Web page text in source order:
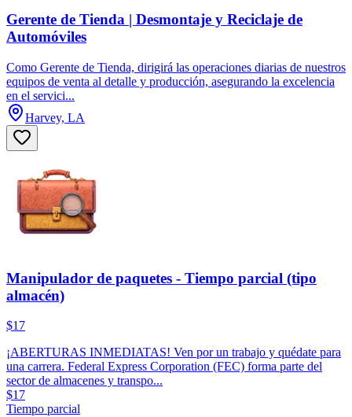
Gerente de Tienda | Desmontaje y Reciclaje de
Automóviles
Como Gerente de Tienda, dirigirá las operaciones diarias de nuestros
equipos de venta al detalle y producción, asegurando la excelencia
en el servici...
Harvey, LA
Manipulador de paquetes - Tiempo parcial (tipo
almacén)
$17
¡ABERTURAS INMEDIATAS! Ven por un trabajo y quédate para
una carrera. Federal Express Corporation (FEC) forma parte del
sector de almacenes y transpo...
$17
Tiempo parcial